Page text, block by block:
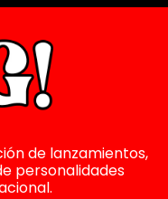
de lanzamientos,
personalidades